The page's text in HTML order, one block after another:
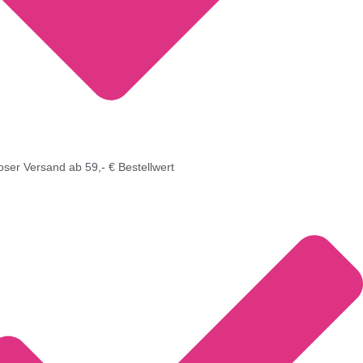
Versand ab 59,- € Bestellwert